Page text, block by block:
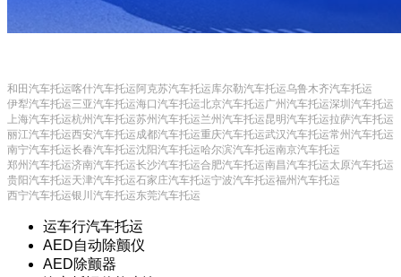
和田汽车托运喀什汽车托运阿克苏汽车托运库尔勒汽车托运乌鲁木齐汽车托运
伊犁汽车托运三亚汽车托运海口汽车托运北京汽车托运广州汽车托运深圳汽车托运
上海汽车托运杭州汽车托运苏州汽车托运兰州汽车托运昆明汽车托运拉萨汽车托运
丽江汽车托运西安汽车托运成都汽车托运重庆汽车托运武汉汽车托运常州汽车托运
南宁汽车托运长春汽车托运沈阳汽车托运哈尔滨汽车托运南京汽车托运
郑州汽车托运济南汽车托运长沙汽车托运合肥汽车托运南昌汽车托运太原汽车托运
贵阳汽车托运天津汽车托运石家庄汽车托运宁波汽车托运福州汽车托运
西宁汽车托运银川汽车托运东莞汽车托运
运车行汽车托运
AED自动除颤仪
AED除颤器